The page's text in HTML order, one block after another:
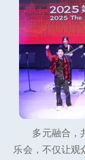
多元融合，
乐会，不仅让观